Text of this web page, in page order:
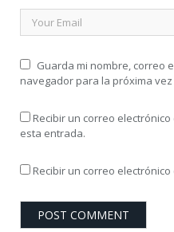
Guarda mi nombre, correo
navegador para la próxima
Recibir un correo
esta entrada.
Recibir un correo